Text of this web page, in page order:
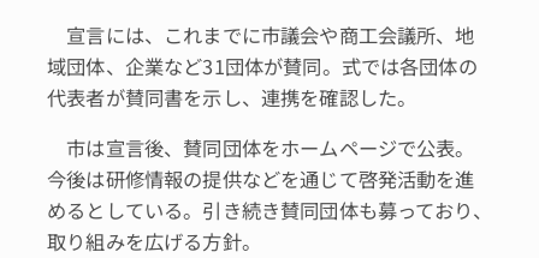
宣言には、これまでに市議会や商工会議所、地
域団体、企業など31団体が賛同。式では各団体の
代表者が賛同書を示し、連携を確認した。
市は宣言後、賛同団体をホームページで公表。
今後は研修情報の提供などを通じて啓発活動を進
めるとしている。引き続き賛同団体も募っており、
取り組みを広げる方針。